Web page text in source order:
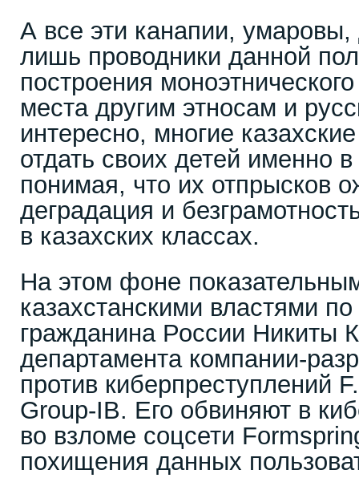
А все эти канапии,
лишь проводники данной
построения
места другим этносам и
интересно, многие
отдать своих детей именно
понимая, что их отпрысков
деградация и
в казахских классах.
На этом фоне
казахстанскими властями
гражданина России Никиты
департамента компании-
против киберпреступлений
Group-IB. Его обвиняют в
во взломе соцсети
похищения данных